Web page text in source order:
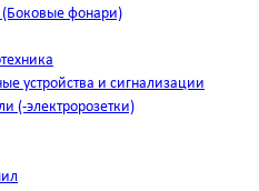
фонари)
устройства и сигнализации
(-электророзетки)